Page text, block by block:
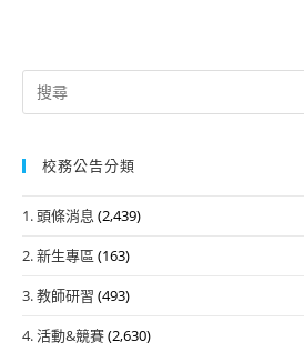
Search
for:
校務公告分類
1. 頭條消息 (2,439)
2. 新生專區 (163)
3. 教師研習 (493)
4. 活動&競賽(2,630)